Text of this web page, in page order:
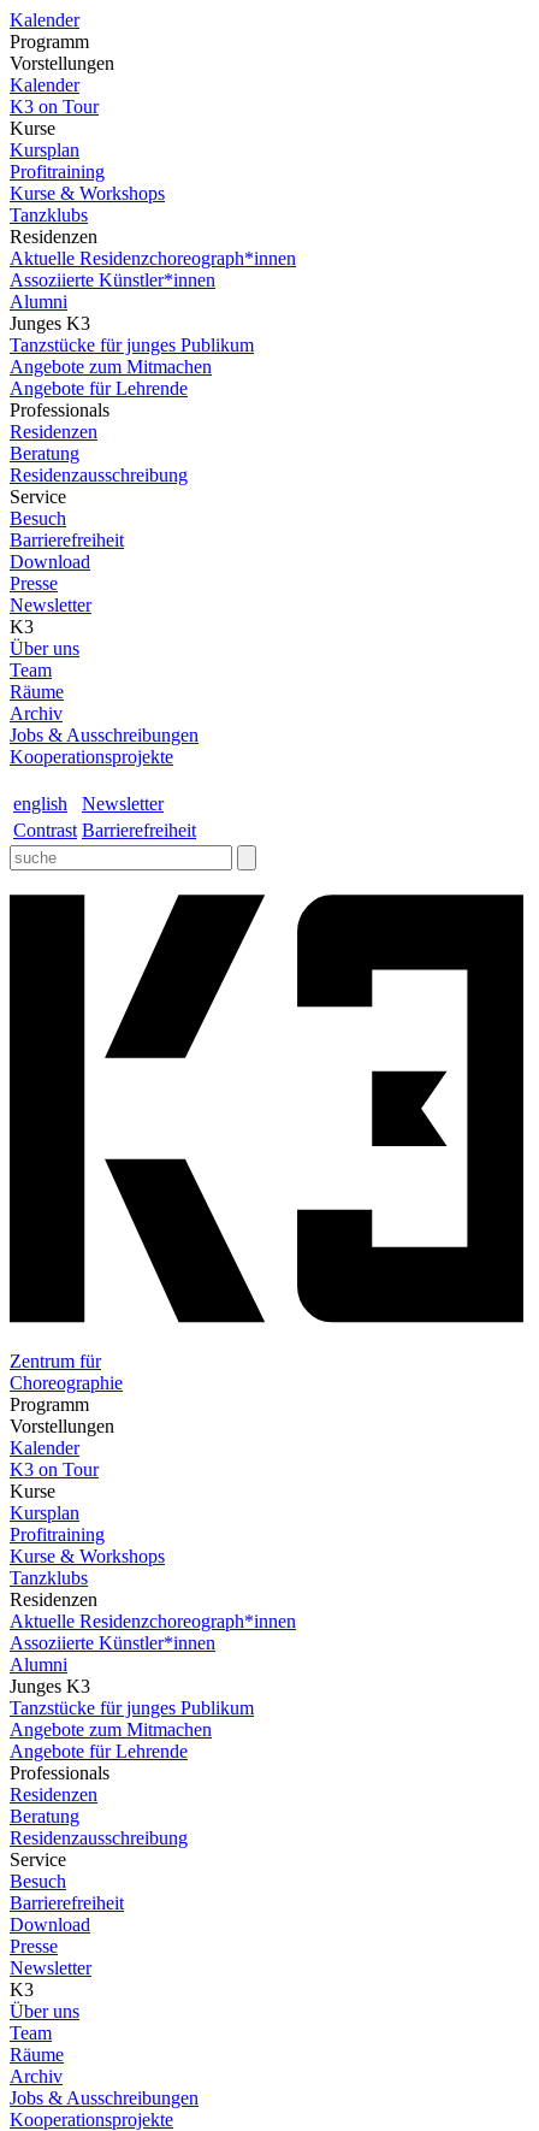
Kalender
Programm
Vorstellungen
Kalender
K3 on Tour
Kurse
Kursplan
Profitraining
Kurse & Workshops
Tanzklubs
Residenzen
Aktuelle Residenzchoreograph*innen
Assoziierte Künstler*innen
Alumni
Junges K3
Tanzstücke für junges Publikum
Angebote zum Mitmachen
Angebote für Lehrende
Professionals
Residenzen
Beratung
Residenzausschreibung
Service
Besuch
Barrierefreiheit
Download
Presse
Newsletter
K3
Über uns
Team
Räume
Archiv
Jobs & Ausschreibungen
Kooperationsprojekte
english
Newsletter
Contrast Barrierefreiheit
Zentrum für
Choreographie
Programm
Vorstellungen
Kalender
K3 on Tour
Kurse
Kursplan
Profitraining
Kurse & Workshops
Tanzklubs
Residenzen
Aktuelle Residenzchoreograph*innen
Assoziierte Künstler*innen
Alumni
Junges K3
Tanzstücke für junges Publikum
Angebote zum Mitmachen
Angebote für Lehrende
Professionals
Residenzen
Beratung
Residenzausschreibung
Service
Besuch
Barrierefreiheit
Download
Presse
Newsletter
K3
Über uns
Team
Räume
Archiv
Jobs & Ausschreibungen
Kooperationsprojekte